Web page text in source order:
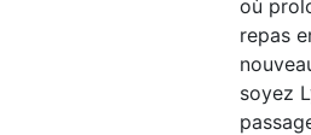
où
repas
soyez